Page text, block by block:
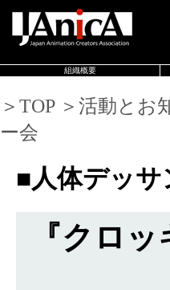
組織概要
＞TOP ＞活動と
ー会
■人体デッ
『クロ